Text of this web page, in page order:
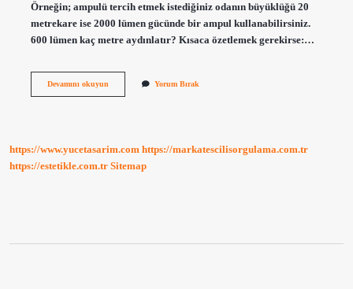
Örneğin; ampulü tercih etmek istediğiniz odanın büyüklüğü 20
metrekare ise 2000 lümen gücünde bir ampul kullanabilirsiniz.
600 lümen kaç metre aydınlatır? Kısaca özetlemek gerekirse:…
Devamını okuyun1
Yorum Bırak
https://www.yucetasarim.com https://markatescilisorgulama.com.tr
https://estetikle.com.tr Sitemap